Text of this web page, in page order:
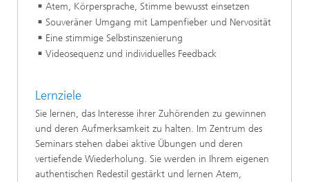
Atem, Körpersprache, Stimme bewusst einsetzen
Souveräner Umgang mit Lampenfieber und Nervosität
Eine stimmige Selbstinszenierung
Videosequenz und individuelles Feedback
Lernziele
Sie lernen, das Interesse ihrer Zuhörenden zu gewinnen
und deren Aufmerksamkeit zu halten. Im Zentrum des
Seminars stehen dabei aktive Übungen und deren
vertiefende Wiederholung. Sie werden in Ihrem eigenen
authentischen Redestil gestärkt und lernen Atem,